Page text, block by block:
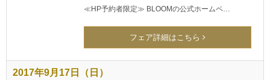
≪HP予約者限定≫ BLOOMの公式ホームペ…
フェア詳細はこちら
2017年9月17日（日）